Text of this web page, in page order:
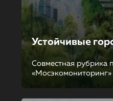
Устойчивые
Совместная рубрика
«Мосэкомониторинг»